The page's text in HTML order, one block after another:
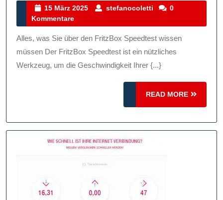
Ihre
Mit
Dem
FritzBox
Speedtest
15 März 2025
15
2025
stefanocoletti stefanocoletti
0
Kommentare
Alles, was Sie über den FritzBox Speedtest wissen
müssen Der FritzBox Speedtest ist ein nützliches
Werkzeug, um die Geschwindigkeit Ihrer {...}
READ MORE
READ
MORE